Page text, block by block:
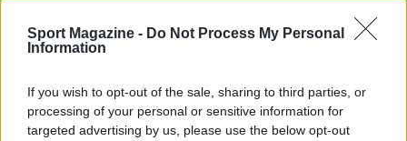
Sport Magazine - Do Not Process My Personal
Information
If you wish to opt-out of the sale, sharing to third parties, or
processing of your personal or sensitive information for
targeted advertising by us, please use the below opt-out
propria capacità di ospitare competizioni di alto
livello, mettendo a confronto cavalieri nazionali
selezionare i più preparati.